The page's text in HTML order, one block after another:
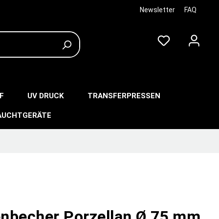
Newsletter FAQ
UV DRUCK TRANSFERPRESSEN